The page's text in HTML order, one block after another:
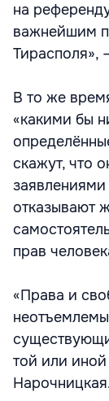
на
важнейшим
Тирасполя»,
В то же
«какими бы
скажут, что
отказывают
прав
«Права и
той или